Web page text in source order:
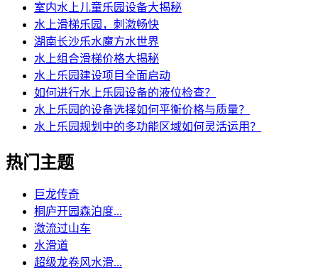
室内水上儿童乐园设备大揭秘
水上滑梯乐园，刺激畅快
湖南长沙乐水魔方水世界
水上组合滑梯价格大揭秘
水上乐园建设项目全面启动
如何进行水上乐园设备的液位检查？
水上乐园的设备选择如何平衡价格与质量？
水上乐园规划中的多功能区域如何灵活运用？
热门主题
巨龙传奇
桐庐开园森泊度...
激流过山车
水滑道
超级龙卷风水滑...